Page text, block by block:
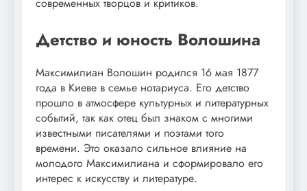
Детство и юность Волошина
Максимилиан Волошин родился 16 мая 1877
года в Киеве в семье нотариуса. Его детство
прошло в атмосфере культурных и литературных
событий, так как отец был знаком с многими
известными писателями и поэтами того
времени. Это оказало сильное влияние на
молодого Максимилиана и сформировало его
интерес к искусству и литературе.